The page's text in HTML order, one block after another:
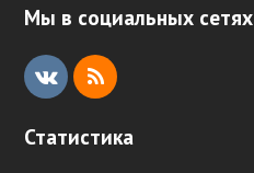
Мы в социальных сетях
V
R
Статистика